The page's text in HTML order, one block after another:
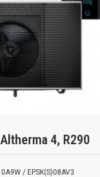
4, R290
/ EPSK(S)08AV3